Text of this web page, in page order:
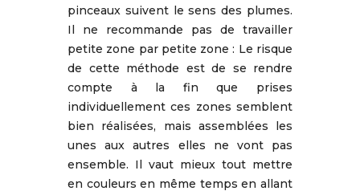
pinceaux suivent le sens des plumes.
Il ne recommande pas de travailler
petite zone par petite zone : Le risque
de cette méthode est de se rendre
compte à la fin que prises
individuellement ces zones semblent
bien réalisées, mais assemblées les
unes aux autres elles ne vont pas
ensemble. Il vaut mieux tout mettre
en couleurs en même temps en allant